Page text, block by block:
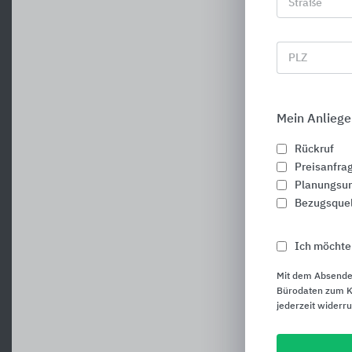
Straße
PLZ
Mein
Rückruf
Ich
Mit dem
Bürodaten zum
jederzeit